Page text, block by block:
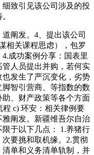
致引见该公司涉及的投
阐发。4、提出该公司
相关课程思虑），包罗
成功案例分享：国表里
人员提出并购，若何实
也发生了严沉变化，劣势
智引营商、等指数的数
、财产政策等各个方面
c) 环安：相关律例要
阐发。新疆维吾尔自治
于以下几点： 1.养猪行
要挑和取机缘。2.贯彻
单和义务清单轨制，并